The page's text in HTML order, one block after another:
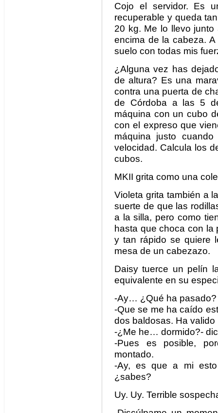
Cojo el servidor. Es
recuperable y queda
20 kg. Me lo llevo
encima de la cabeza.
suelo con todas mis
¿Alguna vez has
de altura? Es una
contra una puerta de
de Córdoba a las 5
máquina con un cubo
con el expreso que
máquina justo
velocidad. Calcula los
cubos.
MKII grita como una
Violeta grita también a
suerte de que las
a la silla, pero como
hasta que choca con la
y tan rápido se quiere
mesa de un cabezazo.
Daisy tuerce un pelín
equivalente en su
-Ay… ¿Qué ha pasado?
-Que se me ha caído
dos baldosas. Ha valido
-¿Me he… dormido?-
-Pues es posible,
montado.
-Ay, es que a mi
¿sabes?
Uy. Uy. Terrible